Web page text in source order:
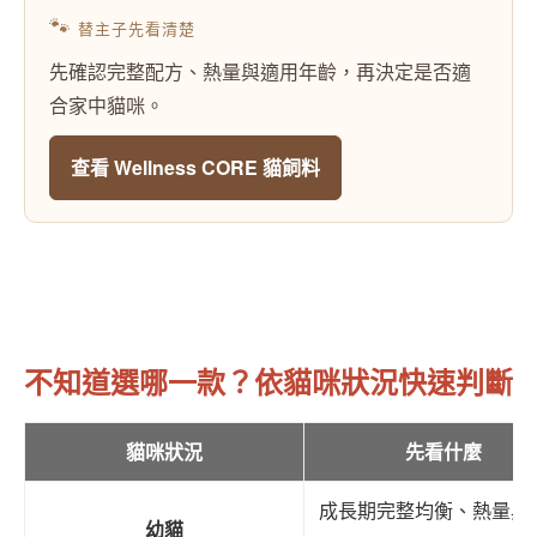
🐾 替主子先看清楚
先確認完整配方、熱量與適用年齡，再決定是否適
合家中貓咪。
查看 Wellness CORE 貓飼料
不知道選哪一款？依貓咪狀況快速判斷
貓咪狀況 先看什麼
幼貓
成長期完整均衡、熱量與